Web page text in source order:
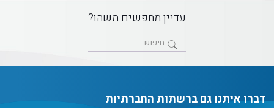
עדיין מחפשים משהו?
דברו איתנו גם ברשתות החברתיות